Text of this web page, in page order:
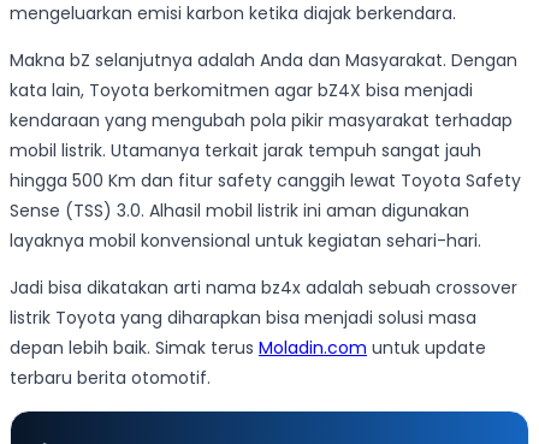
mengeluarkan emisi karbon ketika diajak berkendara.
Makna bZ selanjutnya adalah Anda dan Masyarakat. Dengan
kata lain, Toyota berkomitmen agar bZ4X bisa menjadi
kendaraan yang mengubah pola pikir masyarakat terhadap
mobil listrik. Utamanya terkait jarak tempuh sangat jauh
hingga 500 Km dan fitur safety canggih lewat Toyota Safety
Sense (TSS) 3.0. Alhasil mobil listrik ini aman digunakan
layaknya mobil konvensional untuk kegiatan sehari-hari.
Jadi bisa dikatakan arti nama bz4x adalah sebuah crossover
listrik Toyota yang diharapkan bisa menjadi solusi masa
depan lebih baik. Simak terus Moladin.com untuk update
terbaru berita otomotif.